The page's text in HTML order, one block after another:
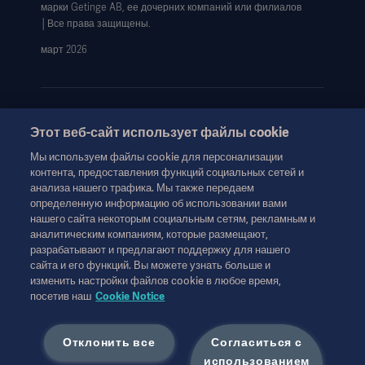
марки Getinge AB, ее дочерних компаний или филиалов
│Все права защищены.
март 2026
Эта информация предназначена исключительно для
медицинских работников или других профессиональных
аудиторий и носит сугубо информационный характер, не
является исчерпывающей и поэтому не может
рассматриваться как замена инструкции по эксплуатации,
руководства по техническому обслуживанию или
медицинской консультации. Getinge не несет
ответственности за любое действие или бездействие
любой стороны, основанное на этом материале, и
ответственность лежит исключительно на пользователе.
быть недоступны или не разрешены в вашей стране.
Информация не может быть скопирована или использована
Этот веб-сайт использует файлы cookie
Мы используем файлы cookie для персонализации
контента, предоставления функций социальных сетей и
анализа нашего трафика. Мы также передаем
определенную информацию об использовании вами
нашего сайта некоторым социальным сетям, рекламным и
аналитическим компаниям, которые размещают,
разрабатывают и предлагают поддержку для нашего
сайта и его функций. Вы можете узнать больше и
изменить настройки файлов cookie в любое время,
посетив наш Cookie Notice
Согласиться с
использованием
Отклонить все